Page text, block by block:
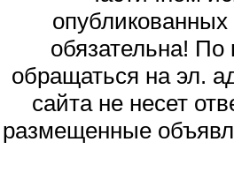
обязательна!
обращаться на эл.
сайта не несет
размещенные